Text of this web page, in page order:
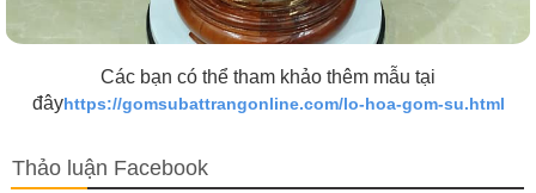
Các bạn có thể tham khảo thêm mẫu tại
đâyhttps://gomsubattrangonline.com/lo-hoa-gom-su.html
Thảo luận Facebook